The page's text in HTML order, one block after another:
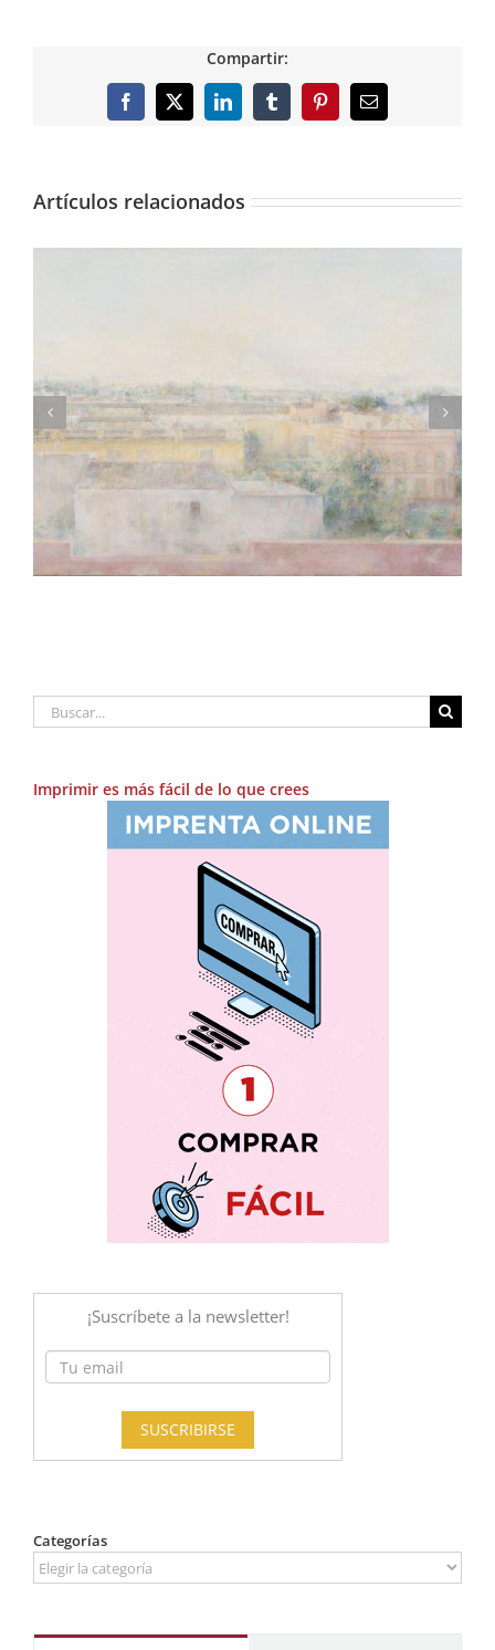
Compartir:
Facebook
X LinkedInTumblrPinterestCorreo
electrónico
Artículos relacionados
Imprimimos el libro final del Cuarteto Somos,
de José Manuel Díaz García
Buscar:
Imprimir es más fácil de lo que crees
Categorías
Categorías